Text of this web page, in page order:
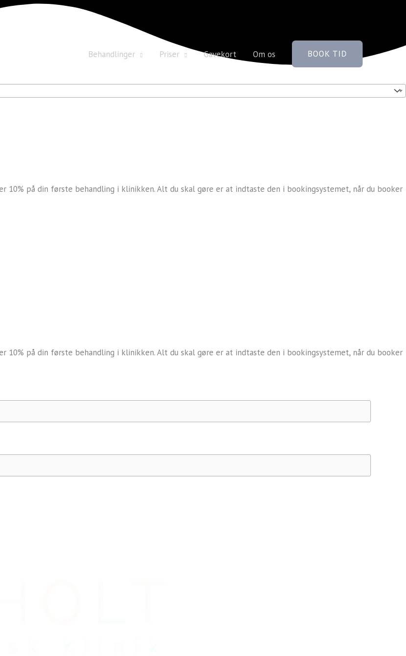
Behandlinger Priser Gavekort Om os BOOK TID
10% på din første behandling i klinikken. Alt du skal gøre er at indtaste den i bookingsystemet, når du booker
10% på din første behandling i klinikken. Alt du skal gøre er at indtaste den i bookingsystemet, når du booker